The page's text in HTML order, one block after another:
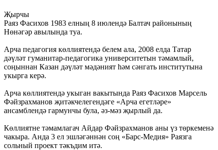
Җырчы
Раяз Фасихов 1983 елның 8 июлендә Балтач районының
Нөнәгәр авылында туа.
Арча педагогия көллиятендә белем ала, 2008 елда Татар
дәүләт гуманитар-педагогика университетын тәмамлый,
соңыннан Казан дәүләт мәдәният һәм сәнгать институтына
укырга керә.
Арча көллиятендә укыган вакытында Раяз Фасихов Марсель
Фәйзрахманов җитәкчелегендәге «Арча егетләре»
ансамблендә гармунчы була, әз-мәз җырлый да.
Көллиятне тәмамлагач Айдар Фәйзрахманов аны үз төркеменә
чакыра. Анда 3 ел эшләгәннән соң «Барс-Медия» Раязга
сольный проект тәкъдим итә.